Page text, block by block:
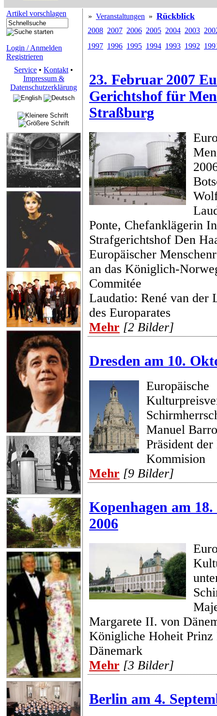
Artikel vorschlagen
Login / Anmelden
Registrieren
Service • Kontakt •
Impressum &
Datenschutzerklärung
» Veranstaltungen » Rückblick
2008 2007 2006 2005 2004 2003
1997 1996 1995 1994 1993 1992
23. Februar 2007
Gerichtshof für
Straßburg
Ponte, Chefanklägerin
Strafgerichtshof Den
Europäischer
an das Königlich-
Commitée
Laudatio: René van der
des Europarates
Mehr [2 Bilder]
Dresden am 10.
Europäische
Manuel
Präsident
Kommision
Mehr [9 Bilder]
Kopenhagen am
2006
Margarete II. von
Königliche Hoheit
Dänemark
Mehr [3 Bilder]
Berlin am 4.